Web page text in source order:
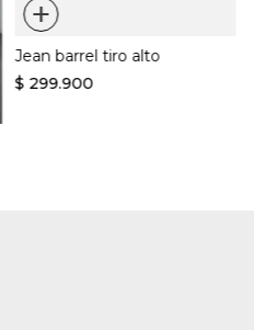
150 ºC. OTROS: Lavar por el
SECADO: Secado en
+
Jean barrel tiro alto
$ 299.900